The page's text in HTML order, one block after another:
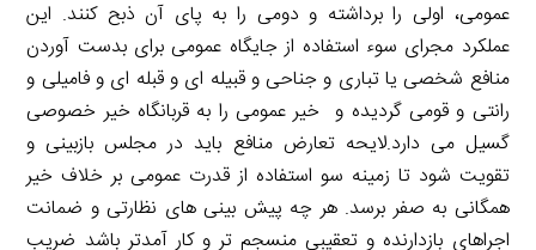
عمومی، اولی را برداشته و دومی را به پای آن ذبح کنند. این
عملکرد مجرای سوء استفاده از جایگاه عمومی برای بدست آوردن
منافع شخصی یا تباری و جناحی و قبیله ای و قبله ای و فامیلی و
رانتی و قومی گردیده و خیر عمومی را به قربانگاه خیر خصوصی
گسیل می دارد.لایحه تعارض منافع باید در مجلس بازبینی و
تقویت شود تا زمینه سو استفاده از قدرت عمومی بر خلاف خیر
همگانی به صفر برسد. هر چه پیش بینی های نظارتی و ضمانت
اجراهای بازدارنده و تعقیبی منسجم تر و کار آمدتر باشد ضریب